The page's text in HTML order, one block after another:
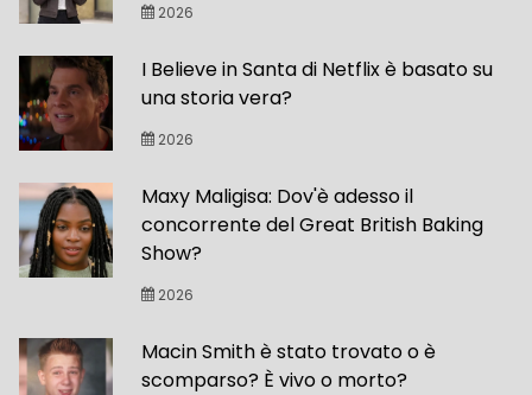
2026
I Believe in Santa di Netflix è basato su
una storia vera?
2026
Maxy Maligisa: Dov'è adesso il
concorrente del Great British Baking
Show?
2026
Macin Smith è stato trovato o è
scomparso? È vivo o morto?